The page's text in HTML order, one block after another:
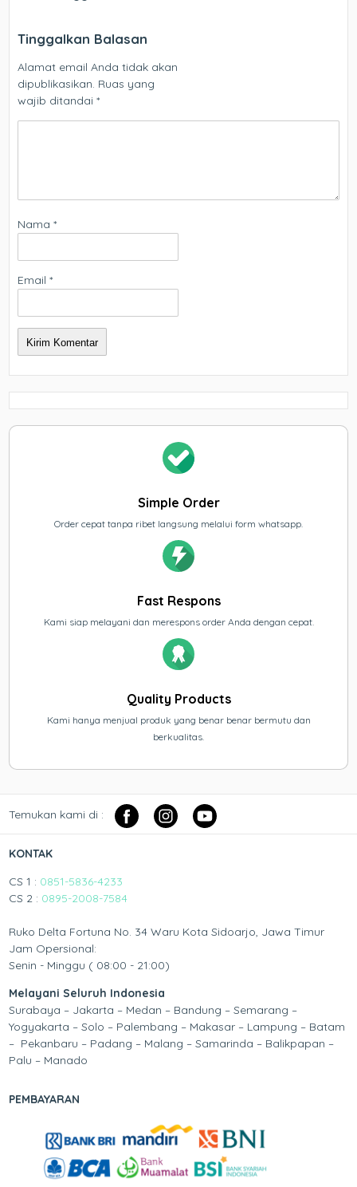
Tinggalkan Balasan
Alamat email Anda tidak akan
dipublikasikan. Ruas yang
wajib ditandai*
Nama*
Email*
Simple Order
Order cepat tanpa ribet langsung melalui form whatsapp.
Fast Respons
Kami siap melayani dan merespons order Anda dengan cepat.
Quality Products
Kami hanya menjual produk yang benar benar bermutu dan
berkualitas.
Temukan kami di :
KONTAK
CS 1 : 0851-5836-4233
CS 2 : 0895-2008-7584
Ruko Delta Fortuna No. 34 Waru Kota Sidoarjo, Jawa Timur
Jam Opersional:
Senin - Minggu ( 08:00 - 21:00)
Melayani Seluruh Indonesia
Surabaya – Jakarta – Medan – Bandung – Semarang –
Yogyakarta – Solo – Palembang – Makasar – Lampung – Batam
– Pekanbaru – Padang – Malang – Samarinda – Balikpapan –
Palu – Manado
PEMBAYARAN